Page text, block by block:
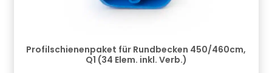
Profilschienenpaket für Rundbecken 450/460cm,
Q1 (34 Elem. inkl. Verb.)